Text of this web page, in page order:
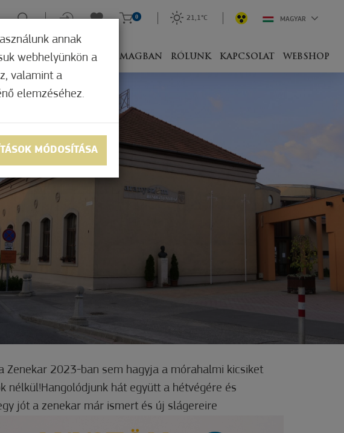
MERRE, MIVEL CSOMAGBAN RÓLUNK KAPCSOLAT WEBSHOP
0 21,1°C MAGYAR
Zenekar 2023-ban sem hagyja a mórahalmi kicsiket
nélkül!Hangolódjunk hát együtt a hétvégére és
jót a zenekar már ismert és új slágereire
annak
webhelyünkön a
valamint a
elemzéséhez.
MÓDOSÍTÁSA